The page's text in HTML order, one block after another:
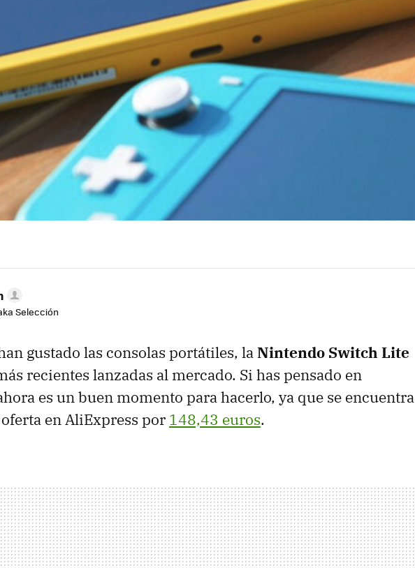
Selección
gustado las consolas portátiles, laNintendo Switch Lite
recientes lanzadas al mercado. Si has pensado en
es un buen momento para hacerlo, ya que se encuentra
en AliExpress por 148,43 euros.